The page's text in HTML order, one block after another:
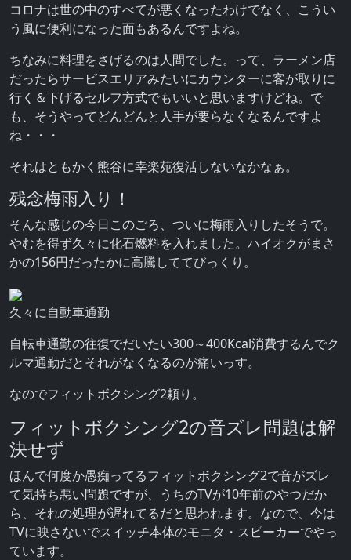
コロナは世の中のすべてが悪くなったわけでなく、こうい
う風に便利になった面もあるんですよね。
ちなみに料理をさげるのは人間でした。って、ラーメン店
だったらサービスエリアみたいにカウンターに客が取りに
行く＆下げるセルフ方式でもいいと思いますけどね。で
も、そうやってどんどんと人手が要らなくなるんですよ
ね・・・
それはともかく熊谷に幸楽苑復活しないなかなぁ。
残念梅雨入り！
そんな感じの今日このごろ、ついに梅雨入りしたそうで。
やむを得ず久々に化石燃料を入れました。ハイオクがまさ
かの156円だったかに高騰しててびっくり。
久々に自動車通勤
自転車通勤の往復でだいたい300～400Kcal消費するんでク
ルマ通勤だとそれがなくなるのが痛いっす。
なのでフィットボクシング2頼り。
フィットボクシング2の音ズレ問題は解
決せず
ほんで何度か愚痴ってるフィットボクシング2で音がズレ
て気持ち悪い問題ですが、うちのTVが10年前のやつだか
ら、それの処理が遅れてるだと思われます。なので、今は
TVに映さないでスイッチ本体のモニタ・スピーカーでやっ
ています。